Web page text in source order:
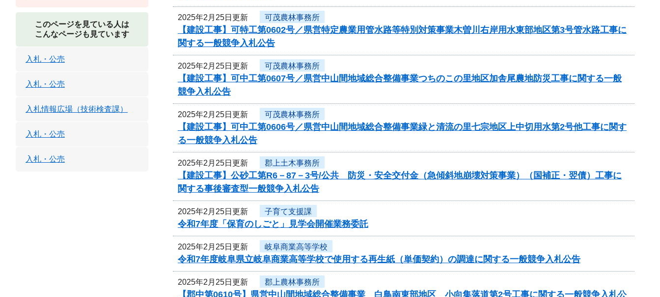
2025年2月25日更新 可茂農林事務所
【建設工事】可特工第0602号／県営特定農業用管水路等特別対策事業木曽川右岸用水東部地区第3号管水路工事に
関する一般競争入札公告
2025年2月25日更新 可茂農林事務所
【建設工事】可中工第0607号／県営中山間地域総合整備事業つちのこの里地区加舎尾農地防災工事に関する一般
競争入札公告
2025年2月25日更新 可茂農林事務所
【建設工事】可中工第0606号／県営中山間地域総合整備事業緑と清流の里七宗地区上中切用水第2号他工事に関す
る一般競争入札公告
2025年2月25日更新 郡上土木事務所
【建設工事】公砂工第R6－87－3号/公共 防災・安全交付金（急傾斜地崩壊対策事業）（国補正・翌債）工事に
関する事後審査型一般競争入札公告
2025年2月25日更新 子育て支援課
令和7年度「保育のしごと」見学会開催業務委託
2025年2月25日更新 岐阜商業高等学校
令和7年度岐阜県立岐阜商業高等学校で使用する再生紙（単価契約）の調達に関する一般競争入札公告
2025年2月25日更新 郡上農林事務所
【郡中第0610号】県営中山間地域総合整備事業 白鳥南東部地区 小向集落道第2号工事に関する一般競争入札公
このページを見ている人は
こんなページも見ています
入札・公売
入札・公売
入札情報広場（技術検査課）
入札・公売
入札・公売